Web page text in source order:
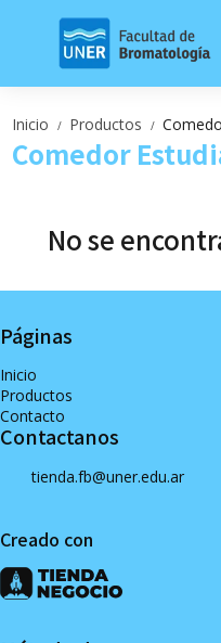
Inicio / Productos /
Comedor
No se
Páginas
Inicio
Productos
Contacto
Contactanos
tienda.fb@uner.edu.ar
Creado con